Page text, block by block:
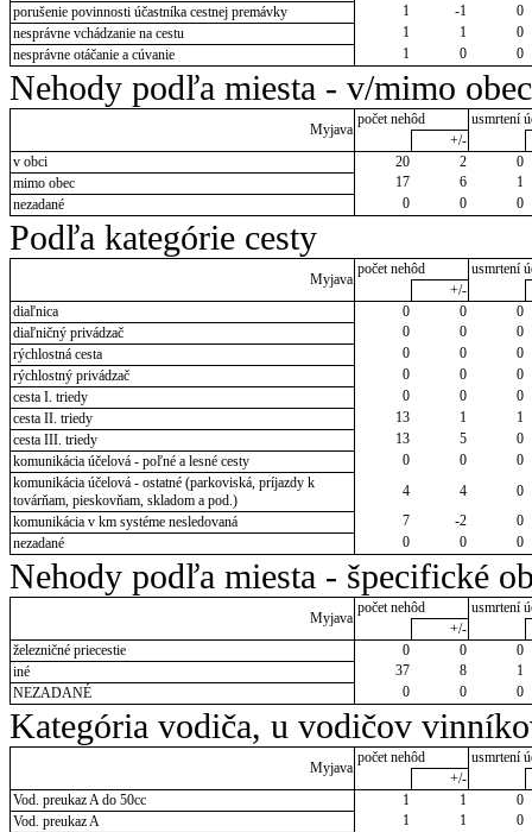
porušenie povinnosti účastníka cestnej premávky
1 -1
0
nesprávne vchádzanie na cestu
1 1
0
nesprávne otáčanie a cúvanie
1 0 0
Nehody podľa miesta - v/mimo obec
Myjava
počet nehôd
usmrtení
+/-
v obci
20 2
0
mimo obec
17 6
1
nezadané
0 0 0
Podľa kategórie cesty
Myjava
počet nehôd
usmrtení
+/-
diaľnica
0 0
0
diaľničný privádzač
0 0
0
rýchlostná cesta
0 0
0
rýchlostný privádzač
0 0
0
cesta I. triedy
0 0
0
cesta II. triedy
13 1
1
cesta III. triedy
13 5
0
komunikácia účelová - poľné a lesné cesty
0 0
0
komunikácia účelová - ostatné (parkoviská, príjazdy k
továrňam, pieskovňam, skladom a pod.)
4 4
0
komunikácia v km systéme nesledovaná
7 -2
0
nezadané
0 0 0
Nehody podľa miesta - špecifické
Myjava
počet nehôd
usmrtení
+/-
železničné priecestie
0 0
0
iné
37 8
1
NEZADANÉ
0 0 0
Kategória vodiča, u vodičov
Myjava
počet nehôd
usmrtení
+/-
Vod. preukaz A do 50cc
1 1
0
Vod. preukaz A
1 1
0